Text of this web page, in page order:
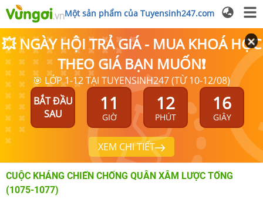
Một sản phẩm của Tuyensinh247.com
💥 NGÀY HỘI TRẢ GIÁ - MUA KHOÁ HỌC
THEO GIÁ BẠN MUỐN❗
🎯 LỚP 1-12 TẠI TUYENSINH247 (TỪ 10-12/08)
BẮT ĐẦU
SAU
11
GIỜ
12
PHÚT
15
GIÂY
XEM CHI TIẾT
CUỘC KHÁNG CHIẾN CHỐNG QUÂN XÂM LƯỢC TỐNG
(1075-1077)